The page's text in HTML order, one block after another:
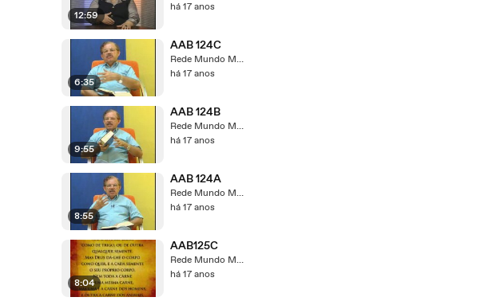
12:59
há 17 anos
6:35
AAB 124C
Rede Mundo Maior
há 17 anos
9:55
AAB 124B
Rede Mundo Maior
há 17 anos
8:55
AAB 124A
Rede Mundo Maior
há 17 anos
8:04
AAB125C
Rede Mundo Maior
há 17 anos